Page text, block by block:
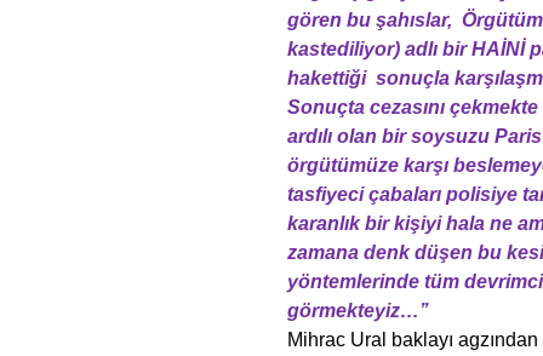
gören bu şahıslar,
kastediliyor) adlı bir HAİNİ
hakettiği sonuçla
Sonuçta cezasını
ardılı olan bir soysuzu
örgütümüze karşı
tasfiyeci çabaları polisiye
karanlık bir kişiyi hala ne
zamana denk düşen bu
yöntemlerinde tüm
görmekteyiz…’’
Mihrac Ural baklayı